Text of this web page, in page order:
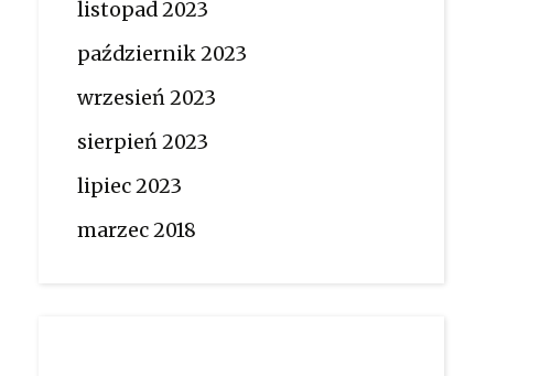
listopad 2023
październik 2023
wrzesień 2023
sierpień 2023
lipiec 2023
marzec 2018